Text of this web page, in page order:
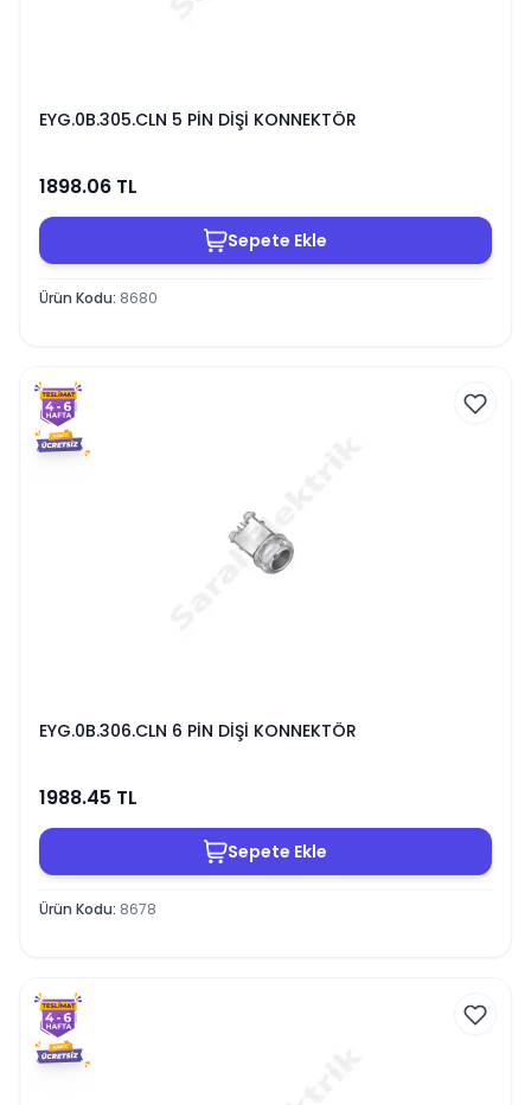
EYG.0B.305.CLN 5 PİN DİŞİ KONNEKTÖR
1898.06 TL
Sepete Ekle
Ürün Kodu: 8680
EYG.0B.306.CLN 6 PİN DİŞİ KONNEKTÖR
1988.45 TL
Sepete Ekle
Ürün Kodu: 8678